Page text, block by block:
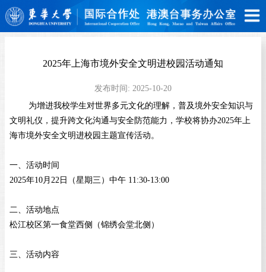
2025年上海市境外安全文明进校园活动通知
发布时间: 2025-10-20
为增进我校学生对世界多元文化的理解，普及境外安全知识与
文明礼仪，提升跨文化沟通与安全防范能力，学校将协办2025年上
海市境外安全文明进校园主题宣传活动。
一、活动时间
2025年10月22日（星期三）中午 11:30-13:00
二、活动地点
松江校区第一食堂西侧（锦绣会堂北侧）
三、活动内容